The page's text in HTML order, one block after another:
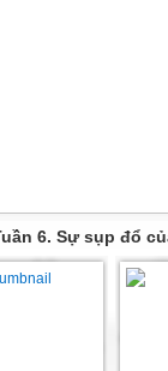
6. Sự sụp đổ